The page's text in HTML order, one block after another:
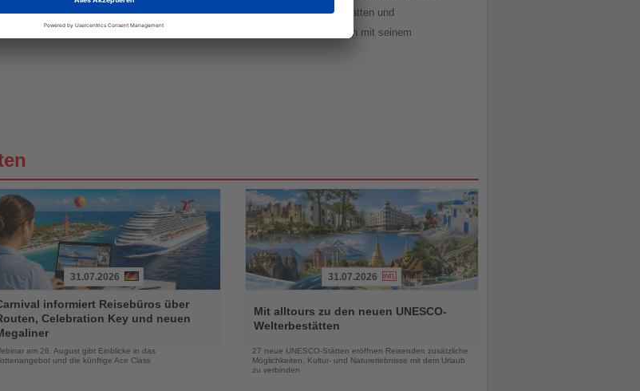
In kurzer Distanz liegen einige der bedeutendsten antiken Stätten und
von Aspendos, der Manavgat-Wasserfall und der Köprülü-Canyon mit seinem
31.07.2026
informiert Reisebüros über
Celebration Key und neuen
am 26. August gibt Einblicke in das
und die künftige Ace Class
Sie
die
31.07.2026
Mit alltours zu den neuen UNESCO-
Welterbestätten
27 neue UNESCO-Stätten eröffnen Reisenden zusätzliche
Möglichkeiten, Kultur- und Naturerlebnisse mit dem Urlaub
zu verbinden